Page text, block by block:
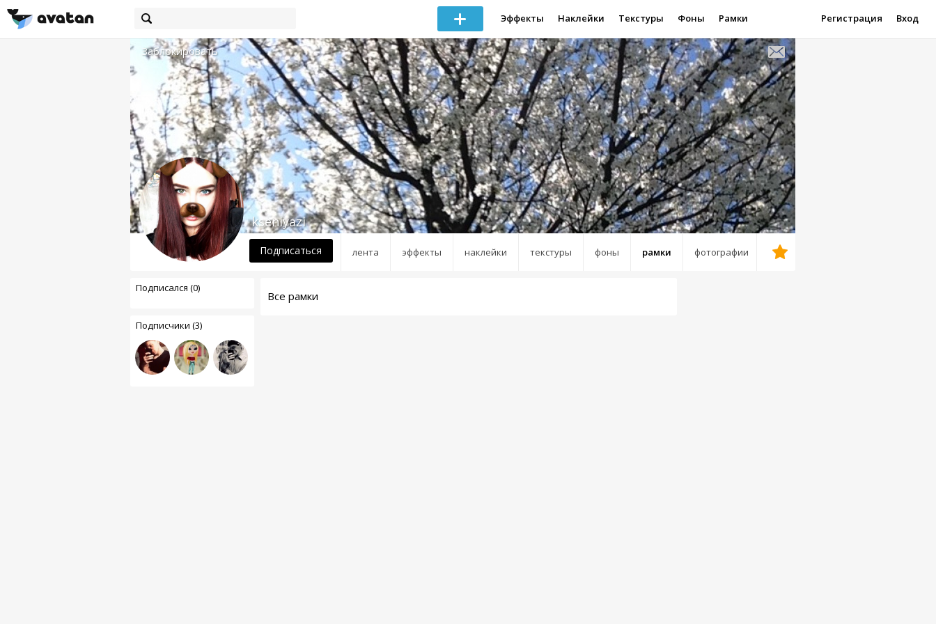
Эффекты Наклейки Текстуры Фоны Рамки Регистрация Вход
Заблокировать
лента эффекты наклейки текстуры фоны рамки фотографии
kseniyazi
Подписаться
Подписался (0)
Подписчики (3)
Все рамки